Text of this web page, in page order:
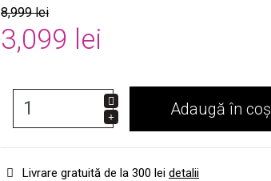
8,999 lei
3,099 lei
Adaugă în coș
Livrare gratuită de la 300 lei detalii